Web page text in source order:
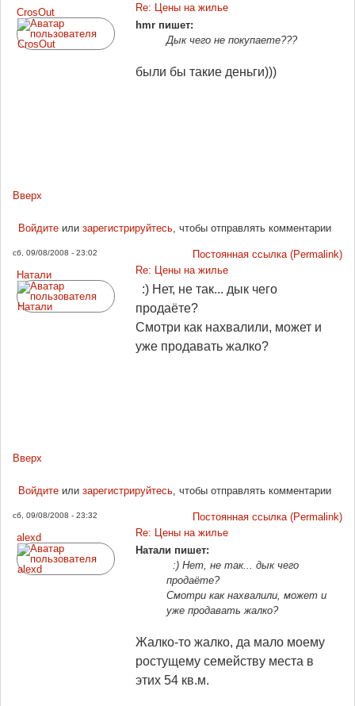
CrosOut
Re: Цены на жилье
hmr пишет:
Дык чего не покупаете???
были бы такие деньги)))
Вверх
Войдитеили зарегистрируйтесь, чтобы отправлять комментарии
сб, 09/08/2008 - 23:02
Постоянная ссылка (Permalink)
Натали
Re: Цены на жилье
:) Нет, не так... дык чего
продаёте?
Смотри как нахвалили, может и
уже продавать жалко?
Вверх
Войдитеили зарегистрируйтесь, чтобы отправлять комментарии
сб, 09/08/2008 - 23:32
Постоянная ссылка (Permalink)
alexd
Re: Цены на жилье
Натали пишет:
:) Нет, не так... дык чего
продаёте?
Смотри как нахвалили, может и
уже продавать жалко?
Жалко-то жалко, да мало моему
ростущему семейству места в
этих 54 кв.м.